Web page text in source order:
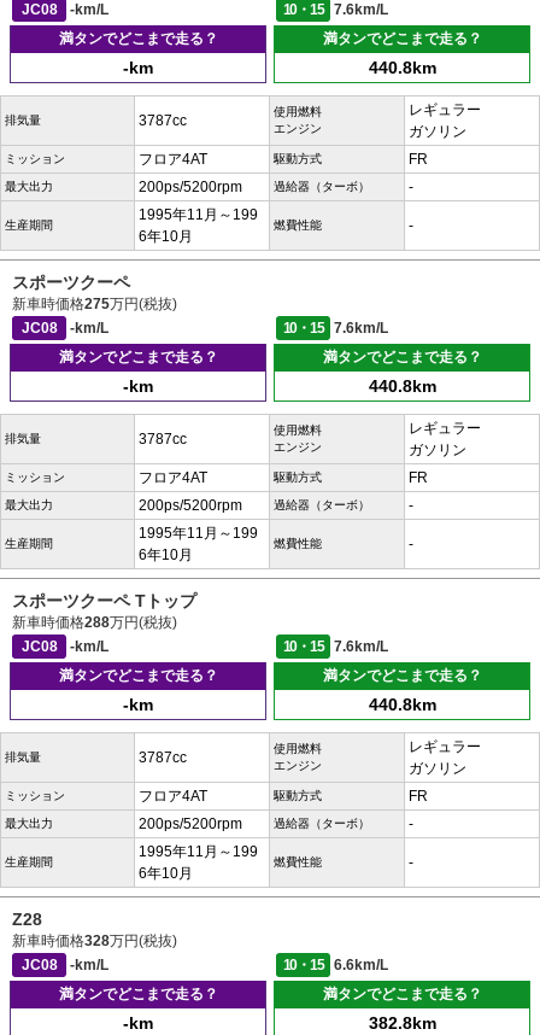
JC08
-km/L 10・15
7.6km/L
満タンでどこまで走る？
-km
満タンでどこまで走る？
440.8km
排気量 3787cc
使用燃料
エンジン
レギュラー
ガソリン
ミッション フロア4AT 駆動方式 FR
最大出力 200ps/5200rpm 過給器（ターボ） -
生産期間
1995年11月～199
6年10月
燃費性能 -
スポーツクーペ
新車時価格275万円(税抜)
JC08
-km/L 10・15
7.6km/L
満タンでどこまで走る？
-km
満タンでどこまで走る？
440.8km
排気量 3787cc
使用燃料
エンジン
レギュラー
ガソリン
ミッション フロア4AT 駆動方式 FR
最大出力 200ps/5200rpm 過給器（ターボ） -
生産期間
1995年11月～199
6年10月
燃費性能 -
スポーツクーペ Tトップ
新車時価格288万円(税抜)
JC08
-km/L 10・15
7.6km/L
満タンでどこまで走る？
-km
満タンでどこまで走る？
440.8km
排気量 3787cc
使用燃料
エンジン
レギュラー
ガソリン
ミッション フロア4AT 駆動方式 FR
最大出力 200ps/5200rpm 過給器（ターボ） -
生産期間
1995年11月～199
6年10月
燃費性能 -
Z28
新車時価格328万円(税抜)
JC08
-km/L 10・15
6.6km/L
満タンでどこまで走る？
-km
満タンでどこまで走る？
382.8km